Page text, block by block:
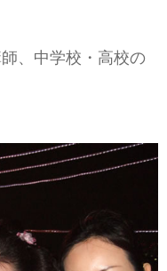
、中学校・高校の